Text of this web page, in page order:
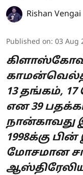
Rishan Vengai
Published on: 03 Aug
காமன்வெல்த்
13 தங்கம்,
என 39
நான்காவது
1998க்கு
மோசமான